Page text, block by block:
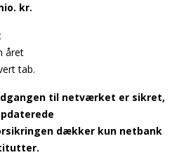
kr.
året
tab.
til netværket er sikret,
dækker kun netbank